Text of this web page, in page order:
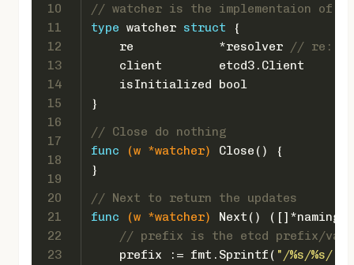
10
11
12
13
14
15
16
17
18
19
20
21
22
23
// watcher is the implementaion of
type watcher struct {
    re            *resolver
// re:
    client        etcd3.Client
    isInitialized
bool
}
// Close do nothing
func
(w *watcher)
Close() {
}
// Next to return the updates
func
(w *watcher)
Next()
// prefix is the etcd prefix/
    prefix := fmt.Sprintf(
"/%s/%s/"